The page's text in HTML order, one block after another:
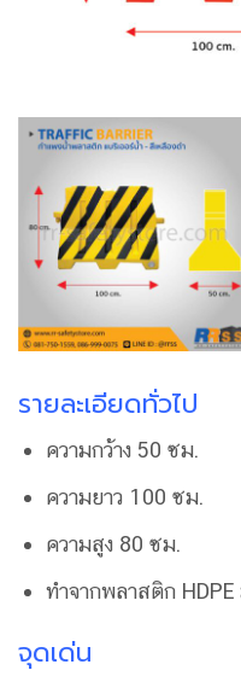
รายละเอียดทั่วไป
ความกว้าง 50 ซม.
ความยาว 100 ซม.
ความสูง 80 ซม.
ทำจากพลาสติก
จุดเด่น